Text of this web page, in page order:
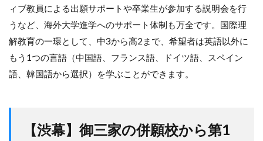
ィブ教員による出願サポートや卒業生が参加する説明会を行
うなど、海外大学進学へのサポート体制も万全です。国際理
解教育の一環として、中3から高2まで、希望者は英語以外に
もう1つの言語（中国語、フランス語、ドイツ語、スペイン
語、韓国語から選択）を学ぶことができます。
【渋幕】御三家の併願校から第1